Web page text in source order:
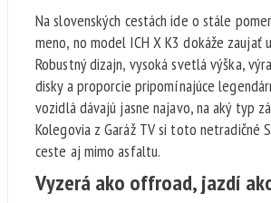
Na slovenských cestách ide o stále
meno, no model ICH X K3 dokáže zaujať
Robustný dizajn, vysoká svetlá výška,
disky a proporcie pripomínajúce
vozidlá dávajú jasne najavo, na aký typ
Kolegovia z Garáž TV si toto netradičné
ceste aj mimo asfaltu.
Vyzerá ako offroad, jazdí